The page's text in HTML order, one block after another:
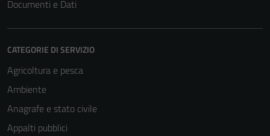
Documenti e Dati
CATEGORIE DI SERVIZIO
Agricoltura e pesca
Ambiente
Anagrafe e stato civile
Appalti pubblici